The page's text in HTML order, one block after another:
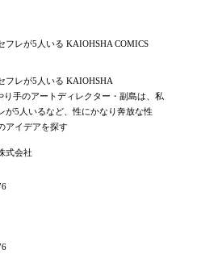
フレが5人いる KAIOHSHA COMICS
フレが5人いる KAIOHSHA
り手のアートディレクター・副島は、私
が5人いるなど、性にかなり奔放な性
アイデアを探す
式会社